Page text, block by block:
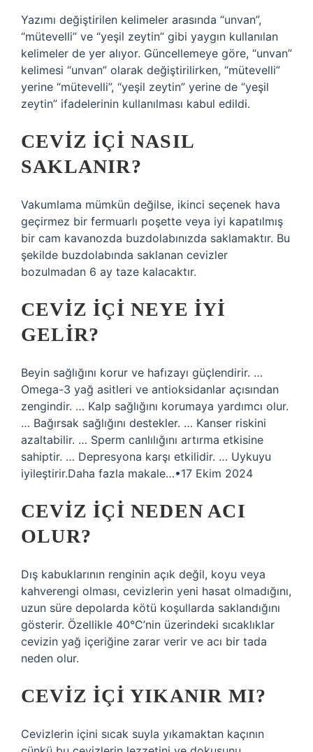
Yazımı değiştirilen kelimeler arasında “unvan”,
“mütevelli” ve “yeşil zeytin” gibi yaygın kullanılan
kelimeler de yer alıyor. Güncellemeye göre, “unvan”
kelimesi “unvan” olarak değiştirilirken, “mütevelli”
yerine “mütevelli”, “yeşil zeytin” yerine de “yeşil
zeytin” ifadelerinin kullanılması kabul edildi.
CEVIZ IÇI NASIL
SAKLANIR?
Vakumlama mümkün değilse, ikinci seçenek hava
geçirmez bir fermuarlı poşette veya iyi kapatılmış
bir cam kavanozda buzdolabınızda saklamaktır. Bu
şekilde buzdolabında saklanan cevizler
bozulmadan 6 ay taze kalacaktır.
CEVIZ IÇI NEYE IYI
GELIR?
Beyin sağlığını korur ve hafızayı güçlendirir. …
Omega-3 yağ asitleri ve antioksidanlar açısından
zengindir. … Kalp sağlığını korumaya yardımcı olur.
… Bağırsak sağlığını destekler. … Kanser riskini
azaltabilir. … Sperm canlılığını artırma etkisine
sahiptir. … Depresyona karşı etkilidir. … Uykuyu
iyileştirir.Daha fazla makale…•17 Ekim 2024
CEVIZ IÇI NEDEN ACI
OLUR?
Dış kabuklarının renginin açık değil, koyu veya
kahverengi olması, cevizlerin yeni hasat olmadığını,
uzun süre depolarda kötü koşullarda saklandığını
gösterir. Özellikle 40°C’nin üzerindeki sıcaklıklar
cevizin yağ içeriğine zarar verir ve acı bir tada
neden olur.
CEVIZ IÇI YIKANIR MI?
Cevizlerin içini sıcak suyla yıkamaktan kaçının